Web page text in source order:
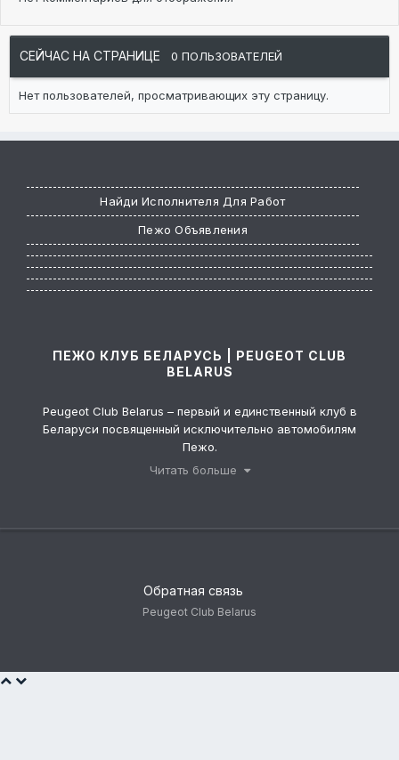
СЕЙЧАС НА СТРАНИЦЕ 0 ПОЛЬЗОВАТЕЛЕЙ
Нет пользователей, просматривающих эту страницу.
Найди Исполнителя Для Работ
Пежо Объявления
ПЕЖО КЛУБ БЕЛАРУСЬ | PEUGEOT CLUB
BELARUS
Peugeot Club Belarus – первый и единственный клуб в
Беларуси посвященный исключительно автомобилям
Пежо.
Клуб был создан в 2007 году, чтобы помогать владельцам
Читать больше
Обратная связь
Peugeot Club Belarus